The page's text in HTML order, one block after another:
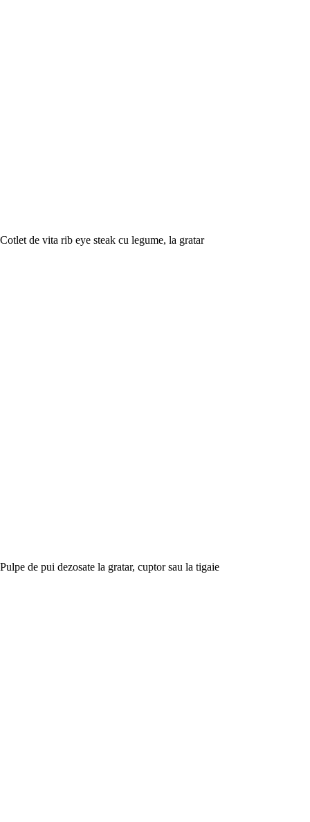
Cotlet de vita rib eye steak cu legume, la gratar
Pulpe de pui dezosate la gratar, cuptor sau la tigaie